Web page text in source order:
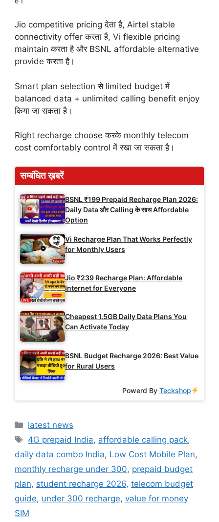
Jio competitive pricing देता है, Airtel stable
connectivity offer करता है, Vi flexible pricing
maintain करता है और BSNL affordable alternative
provide करता है।
Smart plan selection से limited budget में
balanced data + unlimited calling benefit enjoy
किया जा सकता है।
Right recharge choose करके monthly telecom
cost comfortably control में रखा जा सकता है।
सम्बंधित ख़बरें
BSNL ₹199 Prepaid Recharge Plan 2026:
Daily Data और Calling के साथ Affordable
Option
Vi Recharge Plan That Works Perfectly
for Monthly Users
Jio ₹239 Recharge Plan: Affordable
Internet for Everyone
Cheapest 1.5GB Daily Data Plans You
Can Activate Today
BSNL Budget Recharge 2026: Best Value
for Rural Users
Powerd ByTeckshop
Categories
latest news
Tags
4G prepaid India, affordable calling pack,
daily data combo India, Low Cost Mobile Plan,
monthly recharge under 300, prepaid budget
plan, student recharge 2026, telecom budget
guide, under 300 recharge, value for money
SIM